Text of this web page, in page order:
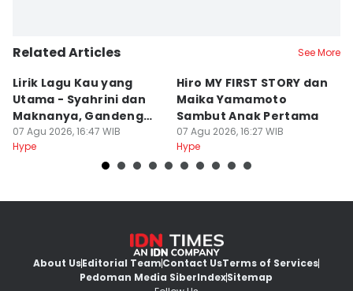
Related Articles See More
Lirik Lagu Kau yang
Utama - Syahrini dan
Maknanya, Gandeng
Dee Lestari
07 Agu 2026, 16:47 WIB
Hype
Hiro MY FIRST STORY dan
Maika Yamamoto
Sambut Anak Pertama
07 Agu 2026, 16:27 WIB
Hype
About UsEditorial TeamContact UsTerms of Services
Pedoman Media SiberIndexSitemap